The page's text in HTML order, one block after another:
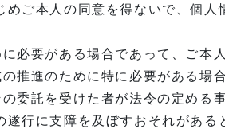
ご本人の同意を得ないで、個人
必要がある場合であって、ご本
推進のために特に必要がある
委託を受けた者が法令の定め
行に支障を及ぼすおそれがある